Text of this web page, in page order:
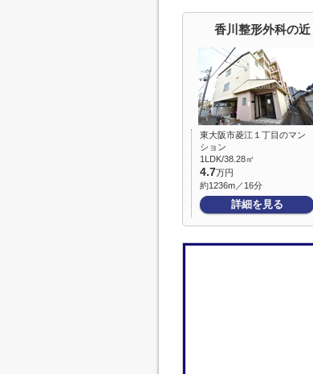
香川整形外科の
東大阪市菱江１丁目のマン
ション
1LDK/38.28㎡
4.7万円
約1236m／16分
詳細を見る